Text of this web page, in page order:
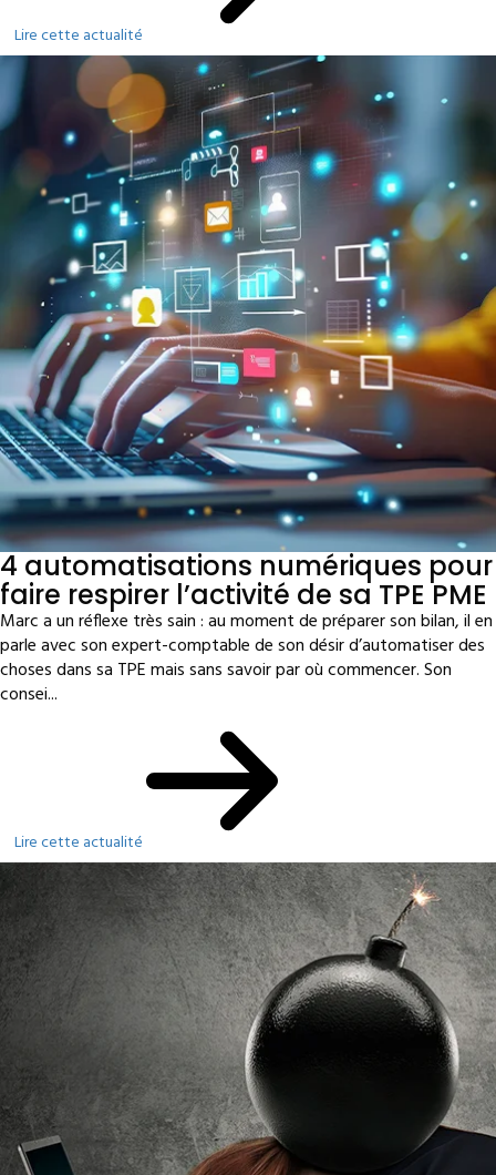
Lire cette actualité
4 automatisations numériques pour
faire respirer l’activité de sa TPE PME
Marc a un réflexe très sain : au moment de préparer son bilan, il en
parle avec son expert-comptable de son désir d’automatiser des
choses dans sa TPE mais sans savoir par où commencer. Son
consei...
Lire cette actualité